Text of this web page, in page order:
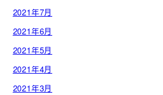
2021年7月
2021年6月
2021年5月
2021年4月
2021年3月